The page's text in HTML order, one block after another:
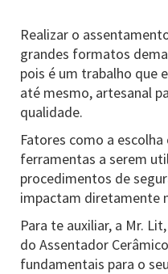
Realizar o
grandes formatos
pois é um trabalho que
até mesmo, artesanal
qualidade.
Fatores como a
ferramentas a serem
procedimentos de
impactam diretamente
Para te auxiliar, a Mr.
do Assentador
fundamentais para o